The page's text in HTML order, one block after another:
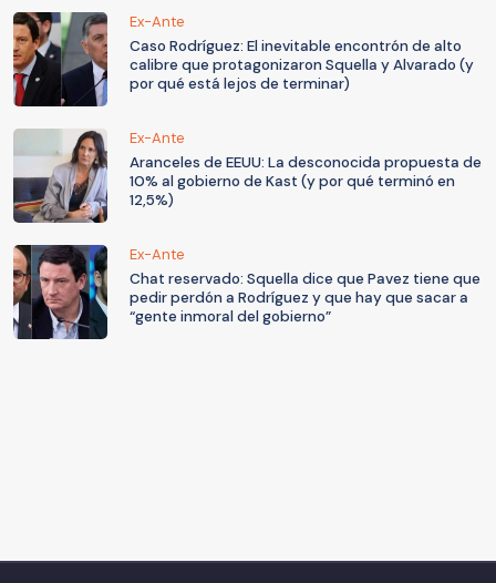
Ex-Ante
Caso Rodríguez: El inevitable encontrón de alto
calibre que protagonizaron Squella y Alvarado (y
por qué está lejos de terminar)
Ex-Ante
Aranceles de EEUU: La desconocida propuesta de
10% al gobierno de Kast (y por qué terminó en
12,5%)
Ex-Ante
Chat reservado: Squella dice que Pavez tiene que
pedir perdón a Rodríguez y que hay que sacar a
“gente inmoral del gobierno”